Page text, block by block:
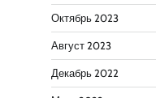
Октябрь 2023
Август 2023
Декабрь 2022